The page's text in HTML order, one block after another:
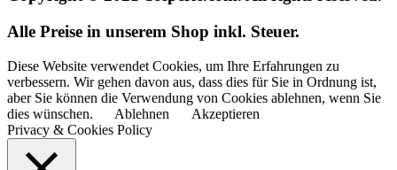
Alle Preise in unserem Shop inkl. Steuer.
Diese Website verwendet Cookies, um Ihre Erfahrungen zu
verbessern. Wir gehen davon aus, dass dies für Sie in Ordnung ist,
aber Sie können die Verwendung von Cookies ablehnen, wenn Sie
dies wünschen.
Ablehnen
Akzeptieren
Privacy & Cookies Policy